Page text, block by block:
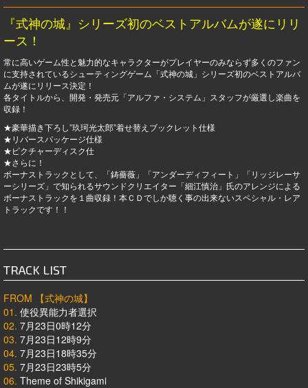
『式神の城』シリーズ初のベストアルバムが遂にリリ
ース！
常に高いゲーム性と魅力的なキャラクターがプレイヤーのみならず多くのファン
に支持されているシューティングゲーム「式神の城」シリーズ初のベストアルバ
ムが遂にリリース決定！
各タイトルから、開発・発売元「アルファ・システム」スタッフが厳選し楽曲を
収録！
★豪華描き下ろし”玖珂光太郎”着せ替えブックレット仕様
★リバースパッケージ仕様
★ピクチャーディスク仕
★さらに！
ボーナストラックとして、「鋳薔薇」「アンダーディフィート」「リッジレーサ
ーシリーズ」で知られるサウンドクリエイター「細江慎治」氏のアレンジによる
ボーナストラックを１曲収録！本ＣＤでしか聴く事の出来ないスペシャル・レア
トラックです！！
TRACK LIST
FROM 【式神の城】
01. 使役異能力者選択
02. 7月23日0時12分
03. 7月23日12時9分
04. 7月23日18時35分
05. 7月23日23時5分
06. Theme of Shikigami